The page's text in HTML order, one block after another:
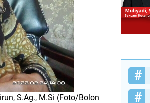
S.Ag., M.Si (Foto/Bolon